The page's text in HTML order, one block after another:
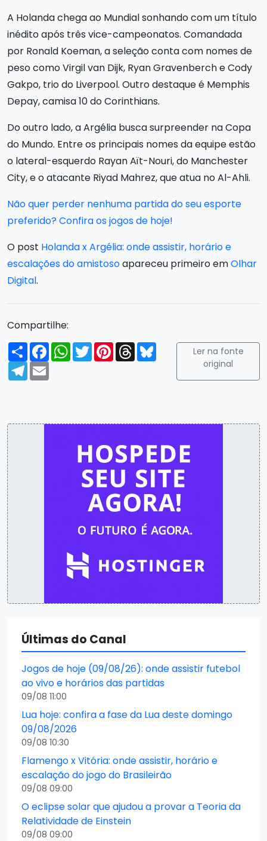
A Holanda chega ao Mundial sonhando com um título
inédito após três vice-campeonatos. Comandada
por Ronald Koeman, a seleção conta com nomes de
peso como Virgil van Dijk, Ryan Gravenberch e Cody
Gakpo, trio do Liverpool. Outro destaque é Memphis
Depay, camisa 10 do Corinthians.
Do outro lado, a Argélia busca surpreender na Copa
do Mundo. Entre os principais nomes da equipe estão
o lateral-esquerdo Rayan Aït-Nouri, do Manchester
City, e o atacante Riyad Mahrez, que atua no Al-Ahli.
Não quer perder nenhuma partida do seu esporte
preferido? Confira os jogos de hoje!
O post Holanda x Argélia: onde assistir, horário e
escalações do amistosoapareceu primeiro emOlhar
Digital.
Compartilhe:
Compartilhar
FacebookWhatsApp
TwitterPinterest
ThreadsBluesky
Telegram
Email
Ler na fonte
original
Últimas do Canal
Jogos de hoje (09/08/26): onde assistir futebol
ao vivo e horários das partidas
09/08 11:00
Lua hoje: confira a fase da Lua deste domingo
09/08/2026
09/08 10:30
Flamengo x Vitória: onde assistir, horário e
escalação do jogo do Brasileirão
09/08 09:00
O eclipse solar que ajudou a provar a Teoria da
Relatividade de Einstein
09/08 09:00